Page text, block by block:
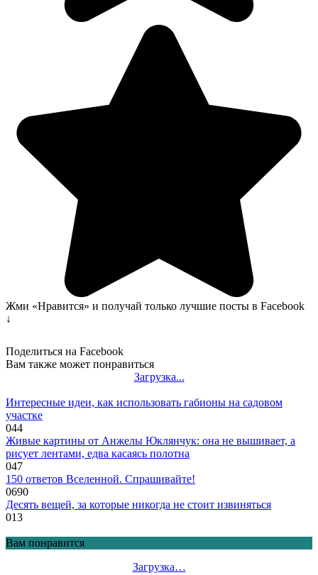
Жми «Нравится» и получай только лучшие посты в Facebook
↓
Поделиться на Facebook
Вам также может понравиться
Загрузка...
Интересные идеи, как использовать габионы на садовом
участке
044
Живые картины от Анжелы Юклянчук: она не вышивает, а
рисует лентами, едва касаясь полотна
047
150 ответов Вселенной. Спрашивайте!
0690
Десять вещей, за которые никогда не стоит извиняться
013
Вам понравится
Загрузка…